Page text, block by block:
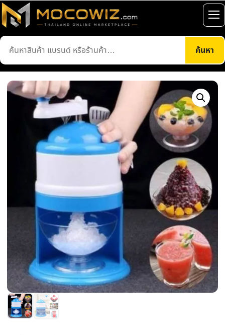
ข้าม
ไป
เนื้อหา
ค้นหา
สินค้า
ค้นหา
เปิ
เม